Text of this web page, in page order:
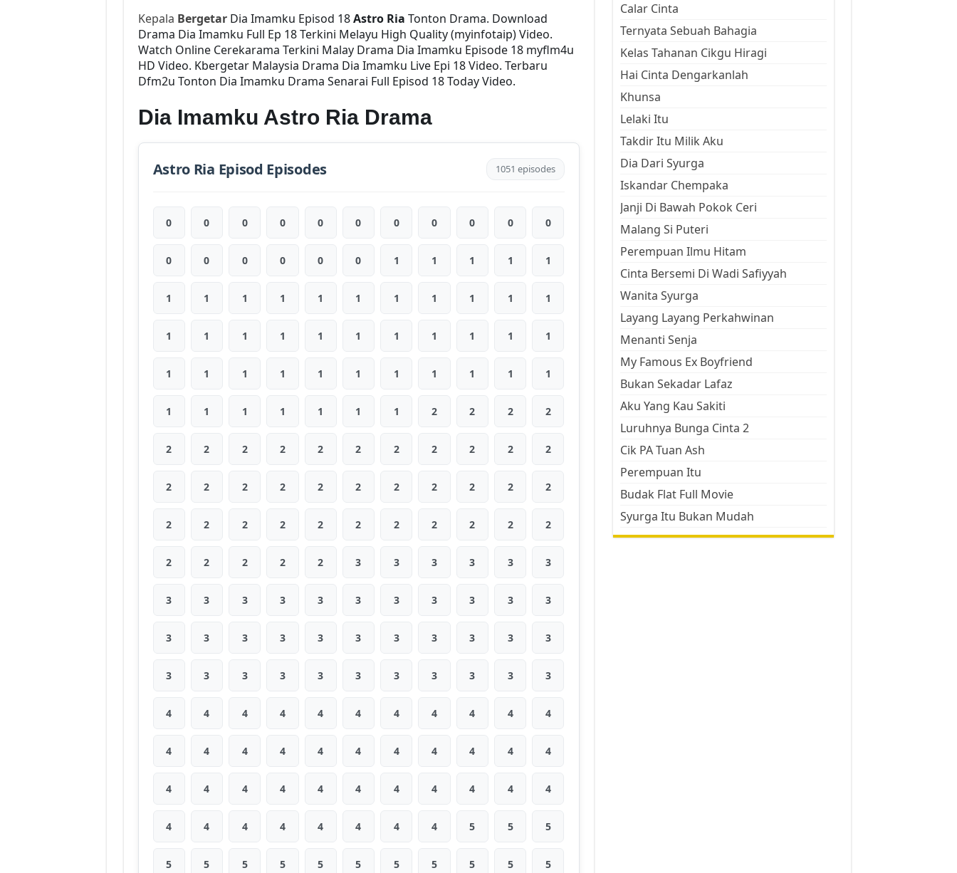
Kepala BergetarDia Imamku Episod 18Astro Ria Tonton Drama. Download
Drama Dia Imamku Full Ep 18 Terkini Melayu High Quality (myinfotaip) Video.
Watch Online Cerekarama Terkini Malay Drama Dia Imamku Episode 18 myflm4u
HD Video. Kbergetar Malaysia Drama Dia Imamku Live Epi 18 Video. Terbaru
Dfm2u Tonton Dia Imamku Drama Senarai Full Episod 18 Today Video.
Dia Imamku Astro Ria Drama
Astro Ria Episod Episodes 1051 episodes
0 0 0 0 0 0 0 0 0 0 0
0 0 0 0 0 0 1 1 1 1 1
1 1 1 1 1 1 1 1 1 1 1
1 1 1 1 1 1 1 1 1 1 1
1 1 1 1 1 1 1 1 1 1 1
1 1 1 1 1 1 1 2 2 2 2
2 2 2 2 2 2 2 2 2 2 2
2 2 2 2 2 2 2 2 2 2 2
2 2 2 2 2 2 2 2 2 2 2
2 2 2 2 2 3 3 3 3 3 3
3 3 3 3 3 3 3 3 3 3 3
3 3 3 3 3 3 3 3 3 3 3
3 3 3 3 3 3 3 3 3 3 3
4 4 4 4 4 4 4 4 4 4 4
4 4 4 4 4 4 4 4 4 4 4
4 4 4 4 4 4 4 4 4 4 4
4 4 4 4 4 4 4 4 5 5 5
5 5 5 5 5 5 5 5 5 5 5
Calar Cinta
Ternyata Sebuah Bahagia
Kelas Tahanan Cikgu Hiragi
Hai Cinta Dengarkanlah
Khunsa
Lelaki Itu
Takdir Itu Milik Aku
Dia Dari Syurga
Iskandar Chempaka
Janji Di Bawah Pokok Ceri
Malang Si Puteri
Perempuan Ilmu Hitam
Cinta Bersemi Di Wadi Safiyyah
Wanita Syurga
Layang Layang Perkahwinan
Menanti Senja
My Famous Ex Boyfriend
Bukan Sekadar Lafaz
Aku Yang Kau Sakiti
Luruhnya Bunga Cinta 2
Cik PA Tuan Ash
Perempuan Itu
Budak Flat Full Movie
Syurga Itu Bukan Mudah